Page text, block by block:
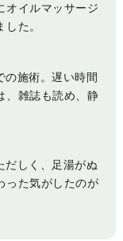
オイルマッサージ
た。
の施術。遅い時間
、雑誌も読め、静
だしく、足湯がぬ
った気がしたのが